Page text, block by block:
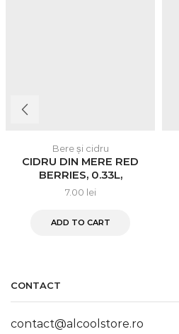
Bere și cidru
CIDRU DIN MERE RED
BERRIES, 0.33L,
STRONGBOW
7.00 lei
ADD TO CART
CONTACT
contact@alcoolstore.ro